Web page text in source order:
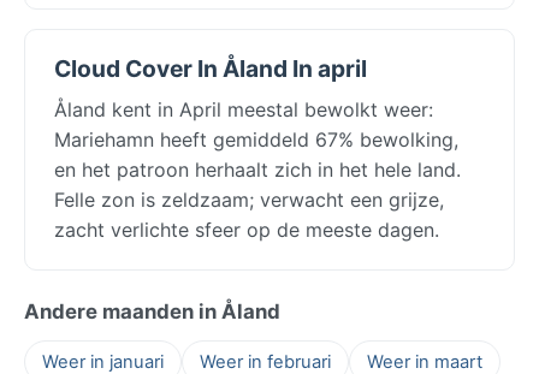
Cloud Cover In Åland In april
Åland kent in April meestal bewolkt weer:
Mariehamn heeft gemiddeld 67% bewolking,
en het patroon herhaalt zich in het hele land.
Felle zon is zeldzaam; verwacht een grijze,
zacht verlichte sfeer op de meeste dagen.
Andere maanden in Åland
Weer in januari Weer in februari
Weer in maart